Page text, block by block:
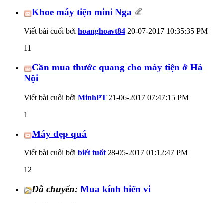
Khoe máy tiện mini Nga
Viết bài cuối bởi hoanghoavt84 20-07-2017 10:35:35 PM
11
Cần mua thước quang cho máy tiện ở Hà
Nội
Viết bài cuối bởi MinhPT 21-06-2017 07:47:15 PM
1
Máy đẹp quá
Viết bài cuối bởi biết tuốt 28-05-2017 01:12:47 PM
12
Đã chuyển: Mua kính hiển vi